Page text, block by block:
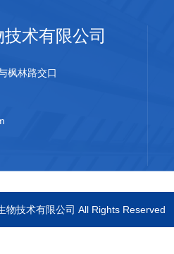
术有限公司
枫林路交口
物技术有限公司 All Rights Reserved